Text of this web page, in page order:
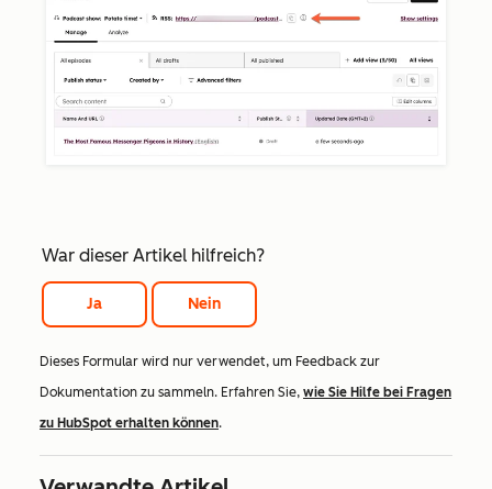
War dieser Artikel hilfreich?
Ja Nein
Dieses Formular wird nur verwendet, um Feedback zur
Dokumentation zu sammeln. Erfahren Sie, wie Sie Hilfe bei Fragen
zu HubSpot erhalten können.